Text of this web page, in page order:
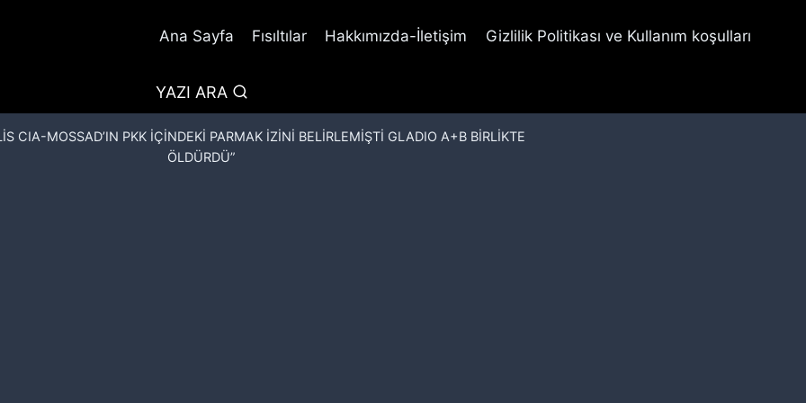
Ana Sayfa Fısıltılar Hakkımızda-İletişim Gizlilik Politikası ve Kullanım koşulları
YAZI ARA
CIA-MOSSAD’IN PKK İÇİNDEKİ PARMAK İZİNİ BELİRLEMİŞTİ GLADIO A+B BİRLİKTE
ÖLDÜRDÜ”